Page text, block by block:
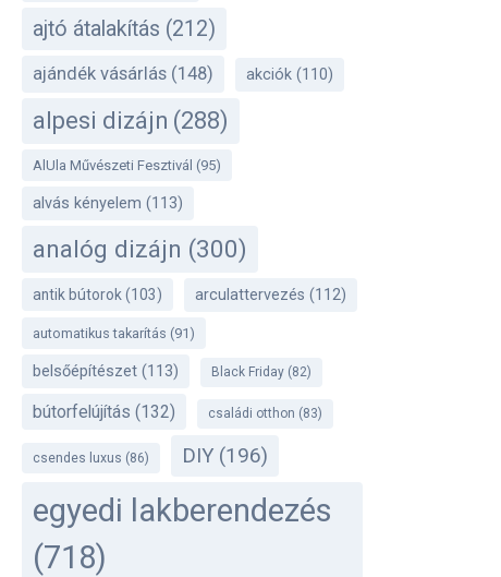
ajtó átalakítás (212)
ajándék vásárlás(148) akciók(110)
alpesi dizájn (288)
AlUla Művészeti Fesztivál (95)
alvás kényelem (113)
analóg dizájn (300)
antik bútorok (103) arculattervezés (112)
automatikus takarítás (91)
belsőépítészet(113) Black Friday(82)
bútorfelújítás (132) családi otthon (83)
csendes luxus (86) DIY(196)
egyedi lakberendezés
(718)